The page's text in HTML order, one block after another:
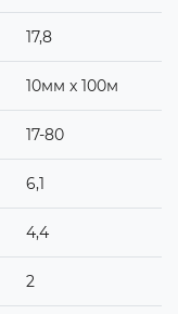
17,8
10мм x 100м
17-80
6,1
4,4
2